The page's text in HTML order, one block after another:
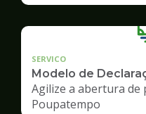
SERVICO
Modelo de
Agilize a abertura de
Poupatempo